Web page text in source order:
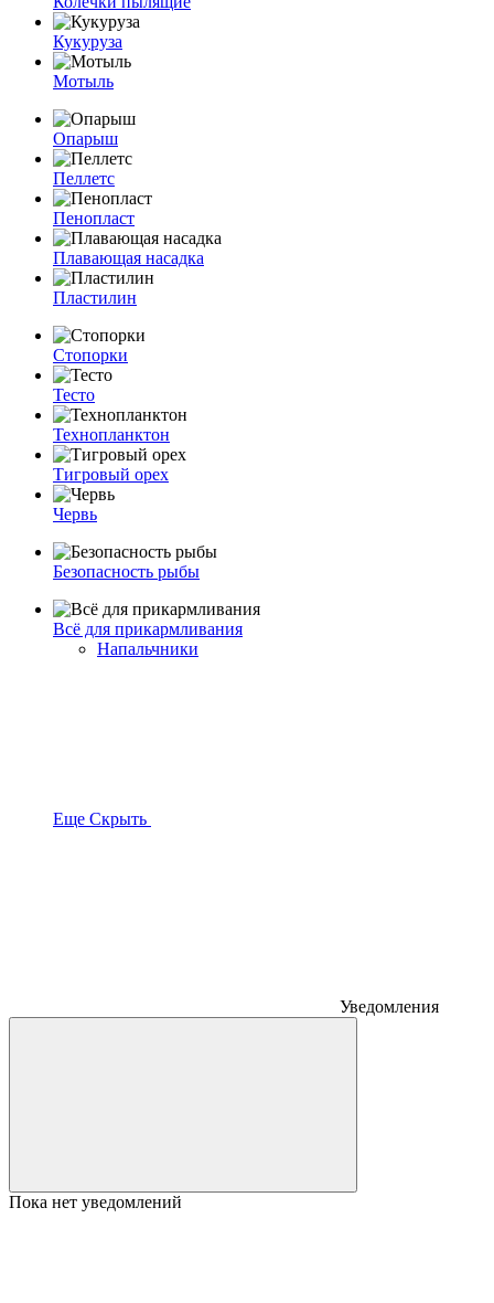
Кукуруза
Мотыль
Опарыш
Пеллетс
Пенопласт
Плавающая насадка
Пластилин
Стопорки
Тесто
Технопланктон
Тигровый орех
Червь
Безопасность рыбы
Всё для прикармливания
Напальчники
Еще Скрыть
Уведомления
Пока нет уведомлений